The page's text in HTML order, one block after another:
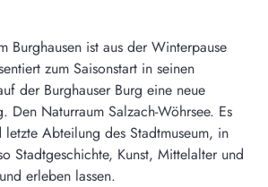
Burghausen ist aus der Winterpause
zum Saisonstart in seinen
der Burghauser Burg eine neue
Den Naturraum Salzach-Wöhrsee. Es
Abteilung des Stadtmuseum, in
Stadtgeschichte, Kunst, Mittelalter und
erleben lassen.